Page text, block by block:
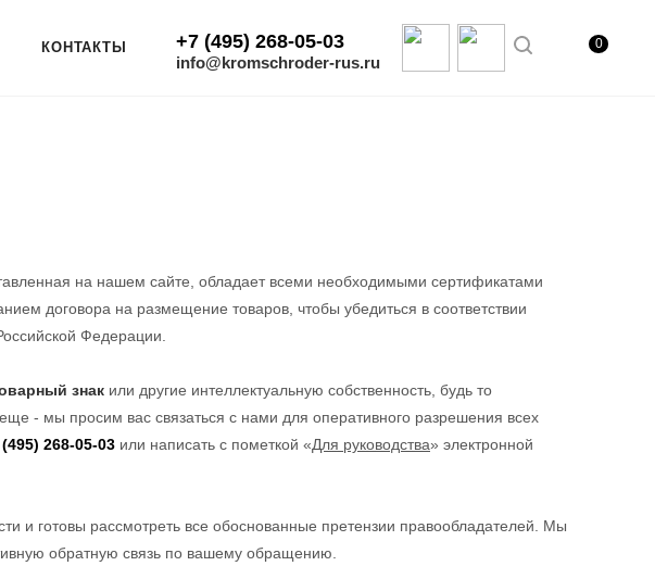
КОНТАКТЫ +7 (495) 268-05-03
info@kromschroder-rus.ru
0
на нашем сайте, обладает всеми необходимыми сертификатами
договора на размещение товаров, чтобы убедиться в соответствии
Федерации.
знак или другие интеллектуальную собственность, будь то
- мы просим вас связаться с нами для оперативного разрешения всех
268-05-03 или написать с пометкой «Для руководства» электронной
и готовы рассмотреть все обоснованные претензии правообладателей. Мы
обратную связь по вашему обращению.